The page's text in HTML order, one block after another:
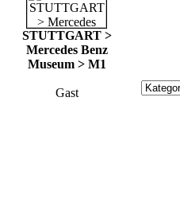
STUTTGART >
Mercedes Benz
Museum > M1
Gast